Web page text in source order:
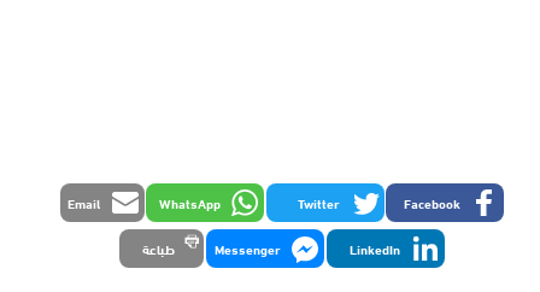
Facebook
Twitter
WhatsApp
Email
LinkedIn
Messenger طباعة